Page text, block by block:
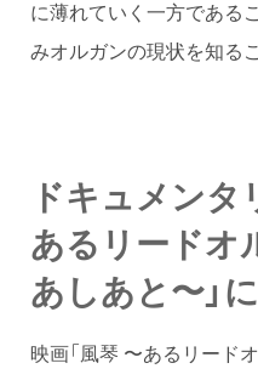
に薄れていく一方である
みオルガンの現状を知る
ドキュメンタ
あるリードオ
あしあと〜」
映画「風琴 〜あるリード